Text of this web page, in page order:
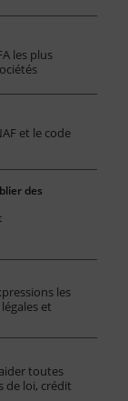
les plus
et le code
des
les
et
toutes
de loi, crédit